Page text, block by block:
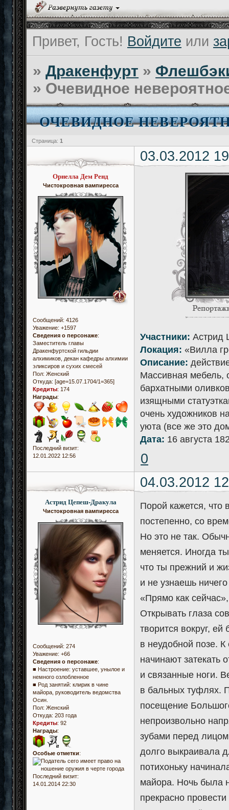
Привет, Гость! Войдите или
»Дракенфурт »
» Очевидное
ОЧЕВИДНОЕ
Страница: 1
03.03.2012
Орнелла Дем Ренд
Чистокровная вампиресса
Сообщений: 4126
Уважение: +1597
Сведения о персонаже:
Заместитель главы
Дракенфуртской гильдии
алхимиков, декан кафедры алхимии
эликсиров и сухих смесей
Пол: Женский
Откуда: [age=15.07.1704/1=365]
Кредиты: 174
Награды:
Последний визит:
12.01.2022 12:56
Участники: Астрид
Локация: «Вилла
Описание:
Массивная мебель,
бархатными
изящными
очень художников
уюта (все же это
Дата: 16 августа
0
04.03.2012
Астрид Цепеш-Дракула
Чистокровная вампиресса
Сообщений: 274
Уважение: +66
Сведения о персонаже:
■ Настроение: уставшее, унылое и
немного озлобленное
■ Род занятий: клирик в чине
майора, руководитель ведомства
Осин.
Пол: Женский
Откуда: 203 года
Кредиты: 92
Награды:
Особые отметки:
Последний визит:
14.01.2014 22:30
Порой кажется,
постепенно, со
Но это не так.
меняется. Иногда
что ты прежний и
и не узнаешь
«Прямо как
Открывать глаза
творится вокруг,
в неудобной позе. К
начинают затекать
и связанные ноги.
в бальных туфлях.
посещение
непроизвольно
зубами перед лицом
долго выкраивала
потихоньку
майора. Ночь была
прекрасно